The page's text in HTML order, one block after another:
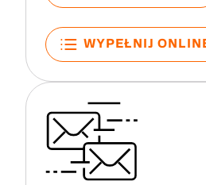
WYPEŁNIJ